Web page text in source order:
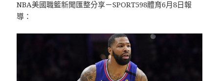
NBA美國職籃新聞匯整分享－SPORT598體育6月8日報
導：